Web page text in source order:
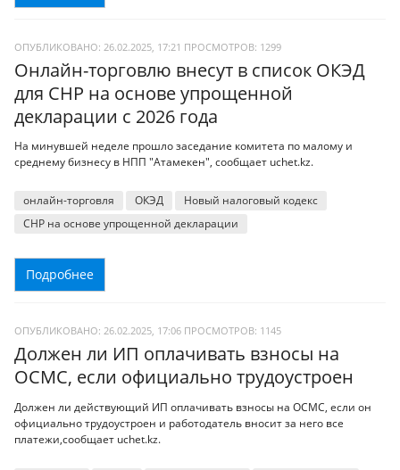
ОПУБЛИКОВАНО: 26.02.2025, 17:21 ПРОСМОТРОВ: 1299
Онлайн-торговлю внесут в список ОКЭД
для СНР на основе упрощенной
декларации с 2026 года
На минувшей неделе прошло заседание комитета по малому и
среднему бизнесу в НПП "Атамекен", сообщает uchet.kz.
онлайн-торговля ОКЭД
Новый налоговый кодекс
СНР на основе упрощенной декларации
Подробнее
ОПУБЛИКОВАНО: 26.02.2025, 17:06 ПРОСМОТРОВ: 1145
Должен ли ИП оплачивать взносы на
ОСМС, если официально трудоустроен
Должен ли действующий ИП оплачивать взносы на ОСМС, если он
официально трудоустроен и работодатель вносит за него все
платежи,сообщает uchet.kz.